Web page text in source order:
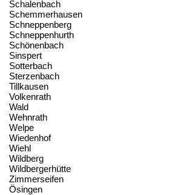
Schalenbach
Schemmerhausen
Schneppenberg
Schneppenhurth
Schönenbach
Sinspert
Sotterbach
Sterzenbach
Tillkausen
Volkenrath
Wald
Wehnrath
Welpe
Wiedenhof
Wiehl
Wildberg
Wildbergerhütte
Zimmerseifen
Ösingen